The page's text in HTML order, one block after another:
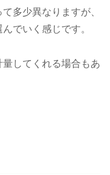
多少異なりますが、
でいく感じです。
してくれる場合もあ